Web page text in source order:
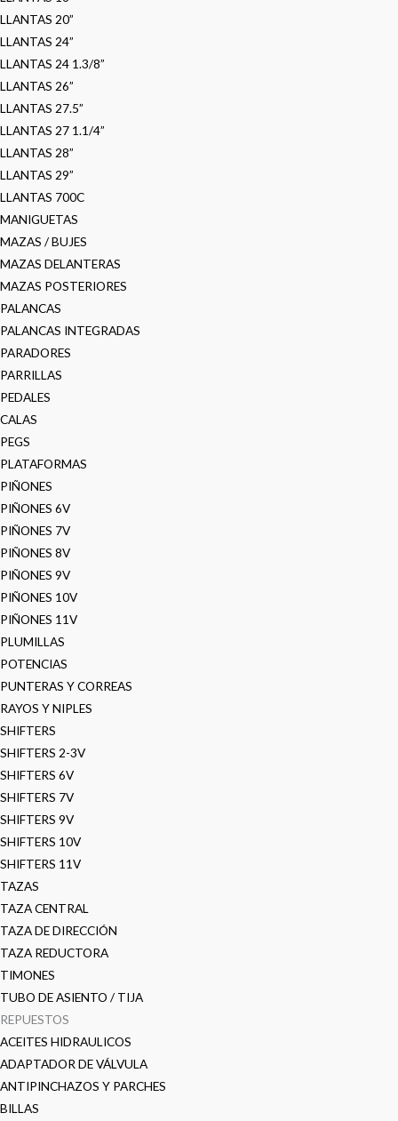
LLANTAS 20”
LLANTAS 24”
LLANTAS 24 1.3/8”
LLANTAS 26”
LLANTAS 27.5”
LLANTAS 27 1.1/4”
LLANTAS 28”
LLANTAS 29”
LLANTAS 700C
MANIGUETAS
MAZAS / BUJES
MAZAS DELANTERAS
MAZAS POSTERIORES
PALANCAS
PALANCAS INTEGRADAS
PARADORES
PARRILLAS
PEDALES
CALAS
PEGS
PLATAFORMAS
PIÑONES
PIÑONES 6V
PIÑONES 7V
PIÑONES 8V
PIÑONES 9V
PIÑONES 10V
PIÑONES 11V
PLUMILLAS
POTENCIAS
PUNTERAS Y CORREAS
RAYOS Y NIPLES
SHIFTERS
SHIFTERS 2-3V
SHIFTERS 6V
SHIFTERS 7V
SHIFTERS 9V
SHIFTERS 10V
SHIFTERS 11V
TAZAS
TAZA CENTRAL
TAZA DE DIRECCIÓN
TAZA REDUCTORA
TIMONES
TUBO DE ASIENTO / TIJA
REPUESTOS
ACEITES HIDRAULICOS
ADAPTADOR DE VÁLVULA
ANTIPINCHAZOS Y PARCHES
BILLAS